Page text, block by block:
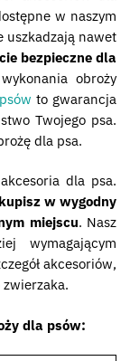
w naszym
uszkadzają nawet
bezpieczne dla
obroży
to gwarancja
Twojego psa.
dla psa.
dla psa.
kupisz w wygodny
miejscu. Nasz
wymagającym
akcesoriów,
zwierzaka.
dla psów: